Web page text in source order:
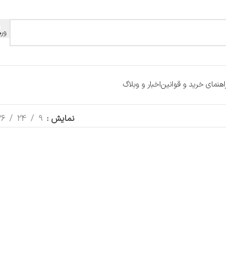
خرید و قوانیناخبار و وبلاگ
نمایش 9
24